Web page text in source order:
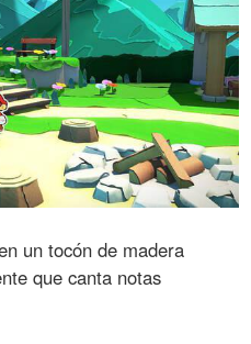
un tocón de madera
que canta notas